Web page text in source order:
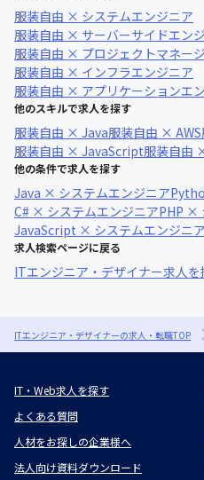
服装自由 × システムエンジニア
服装自由 × サーバーサイドエン
服装自由 × プロジェクトマネー
服装自由 × インフラエンジニア
服装自由 × アプリケーションエ
他のスキルで求人を探す
服装自由 × Java服装自由 × AWS
服装自由 × JavaScript服装自由
他の条件で求人を探す
Java × システムエンジニア
C# × システムエンジニアPHP ×
JavaScript × システムエンジニア
求人検索ページに戻る
ITエンジニア・デザイナー求人を
ITエンジニア・デザイナーの求人・転職TOP
IT・Web求人を探す
よくある質問
人材をお探しの企業様へ
法人向け資料ダウンロード